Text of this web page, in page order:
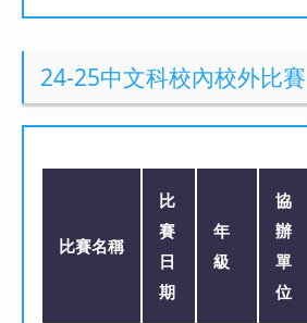
24-25中文科校內校外比賽
比賽名稱
比
賽
日
期
年
級
協
辦
單
位